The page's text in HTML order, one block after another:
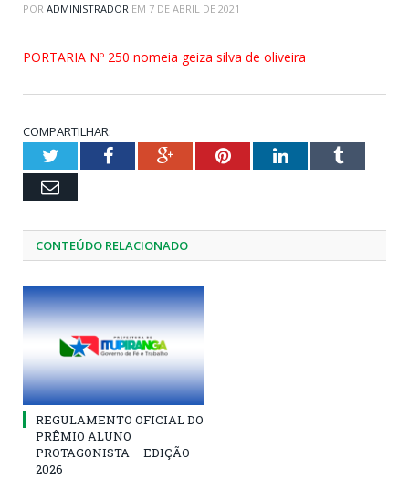
POR ADMINISTRADOR EM 7 DE ABRIL DE 2021
PORTARIA Nº 250 nomeia geiza silva de oliveira
COMPARTILHAR:
TwitterFacebookGoogle+PinterestLinkedInTumblr
Email
CONTEÚDO RELACIONADO
REGULAMENTO OFICIAL DO
PRÊMIO ALUNO
PROTAGONISTA – EDIÇÃO
2026